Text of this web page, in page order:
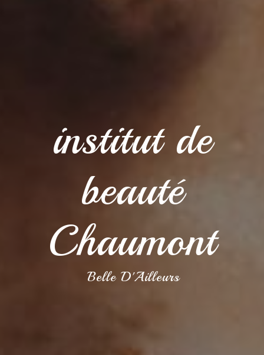
institut de
beauté
Chaumont
Belle D'Ailleurs